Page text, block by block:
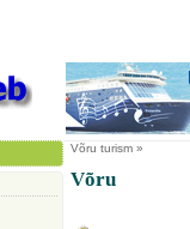
Võru turism »
Võru